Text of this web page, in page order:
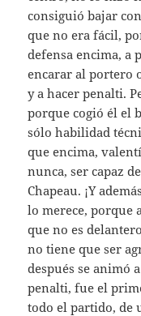
consiguió bajar
que no era fácil,
defensa encima, a
encarar al portero
y a hacer penalti.
porque cogió él el
sólo habilidad
que encima,
nunca, ser capaz
Chapeau. ¡Y
lo merece, porque
que no es
no tiene que ser
después se animó
penalti, fue el
todo el partido, de